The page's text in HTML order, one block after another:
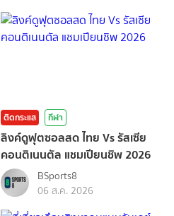
ติดกระแส กีฬา
ลิงค์ดูฟุตซอลสด ไทย Vs รัสเซีย
คอนติเนนตัล แชมเปียนชิพ 2026
BSports8
06 ส.ค. 2026